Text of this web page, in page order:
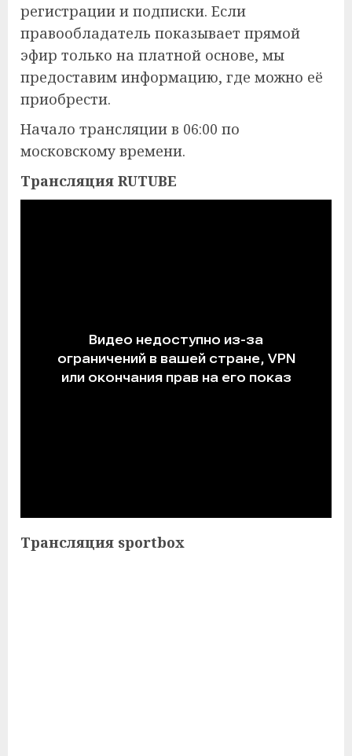
регистрации и подписки. Если
правообладатель показывает прямой
эфир только на платной основе, мы
предоставим информацию, где можно её
приобрести.
Начало трансляции в 06:00 по
московскому времени.
Трансляция RUTUBE
Трансляция sportbox